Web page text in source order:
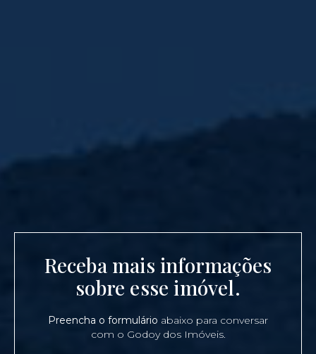
Receba mais informações
sobre esse imóvel.
Preencha o formulário abaixo para conversar
com o Godoy dos Imóveis.